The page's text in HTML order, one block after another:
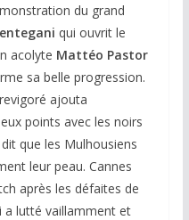
du grand
qui ouvrit le
acolyte Mattéo Pastor
sa belle progression.
ajouta
points avec les noirs
que les Mulhousiens
leur peau. Cannes
après les défaites de
lutté vaillamment et